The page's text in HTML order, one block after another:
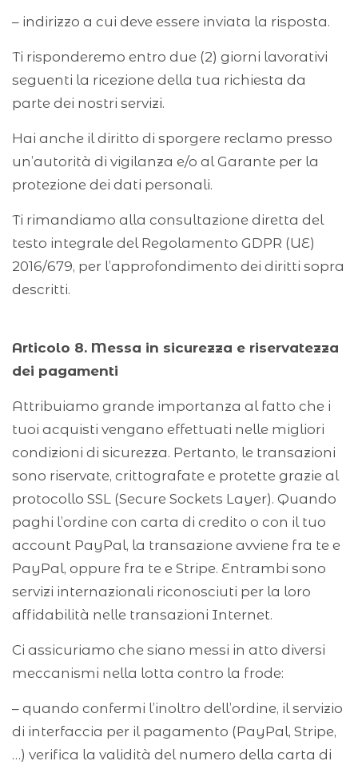
– indirizzo a cui deve essere inviata la risposta.
Ti risponderemo entro due (2) giorni lavorativi
seguenti la ricezione della tua richiesta da
parte dei nostri servizi.
Hai anche il diritto di sporgere reclamo presso
un’autorità di vigilanza e/o al Garante per la
protezione dei dati personali.
Ti rimandiamo alla consultazione diretta del
testo integrale del Regolamento GDPR (UE)
2016/679, per l’approfondimento dei diritti sopra
descritti.
Articolo 8. Messa in sicurezza e riservatezza
dei pagamenti
Attribuiamo grande importanza al fatto che i
tuoi acquisti vengano effettuati nelle migliori
condizioni di sicurezza. Pertanto, le transazioni
sono riservate, crittografate e protette grazie al
protocollo SSL (Secure Sockets Layer). Quando
paghi l’ordine con carta di credito o con il tuo
account PayPal, la transazione avviene fra te e
PayPal, oppure fra te e Stripe. Entrambi sono
servizi internazionali riconosciuti per la loro
affidabilità nelle transazioni Internet.
Ci assicuriamo che siano messi in atto diversi
meccanismi nella lotta contro la frode:
– quando confermi l’inoltro dell’ordine, il servizio
di interfaccia per il pagamento (PayPal, Stripe,
…) verifica la validità del numero della carta di